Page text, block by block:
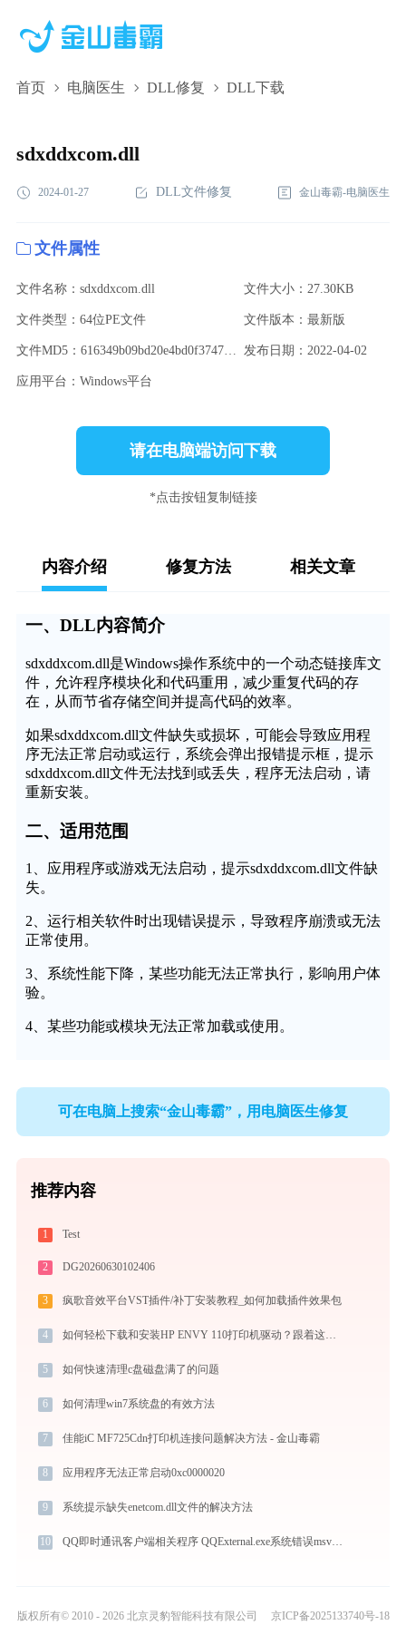
首页 电脑医生 DLL修复 DLL下载
sdxddxcom.dll,sdxddxcom.dll下载,sdxddxcom.dll修复
sdxddxcom.dll
2024-01-27 DLL文件修复 金山毒霸-电脑医生
文件属性
文件名称：sdxddxcom.dll 文件大小：27.30KB
文件类型：64位PE文件 文件版本：最新版
文件MD5：616349b09bd20e4bd0f37477ac9dd6fc 发布日期：2022-04-02
应用平台：Windows平台
请在电脑端访问下载
*点击按钮复制链接
内容介绍 修复方法 相关文章
一、DLL内容简介
sdxddxcom.dll是Windows操作系统中的一个动态链接库文
件，允许程序模块化和代码重用，减少重复代码的存
在，从而节省存储空间并提高代码的效率。
如果sdxddxcom.dll文件缺失或损坏，可能会导致应用程
序无法正常启动或运行，系统会弹出报错提示框，提示
sdxddxcom.dll文件无法找到或丢失，程序无法启动，请
重新安装。
二、适用范围
1、应用程序或游戏无法启动，提示sdxddxcom.dll文件缺
失。
2、运行相关软件时出现错误提示，导致程序崩溃或无法
正常使用。
3、系统性能下降，某些功能无法正常执行，影响用户体
验。
4、某些功能或模块无法正常加载或使用。
可在电脑上搜索“金山毒霸”，用电脑医生修复
推荐内容
1 Test
2 DG20260630102406
3 疯歌音效平台VST插件/补丁安装教程_如何加载插件效果包
4 如何轻松下载和安装HP ENVY 110打印机驱动？跟着这篇指南走
5 如何快速清理c盘磁盘满了的问题
6 如何清理win7系统盘的有效方法
7 佳能iC MF725Cdn打印机连接问题解决方法 - 金山毒霸
8 应用程序无法正常启动0xc0000020
9 系统提示缺失enetcom.dll文件的解决方法
10 QQ即时通讯客户端相关程序 QQExternal.exe系统错误msvcr100.dll丢失如何解决
版权所有© 2010 - 2026 北京灵豹智能科技有限公司 京ICP备2025133740号-18